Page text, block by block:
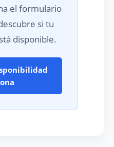
el formulario
si tu
disponible.